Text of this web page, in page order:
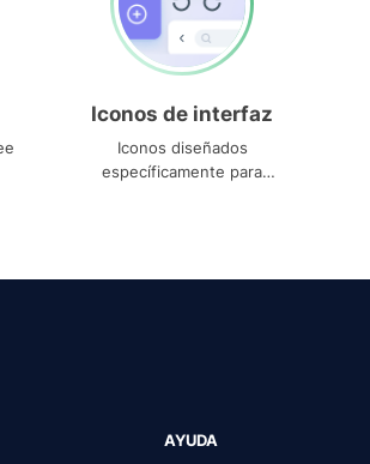
Iconos de interfaz
Iconos diseñados
específicamente para
AYUDA